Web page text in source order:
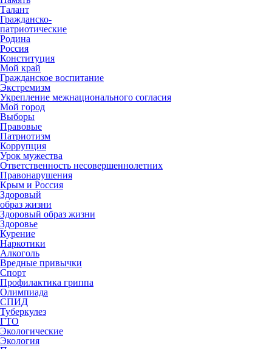
Талант
Гражданско-
патриотические
Родина
Россия
Конституция
Мой край
Гражданское воспитание
Экстремизм
Укрепление межнационального согласия
Мой город
Выборы
Правовые
Патриотизм
Коррупция
Урок мужества
Ответственность несовершеннолетних
Правонарушения
Крым и Россия
Здоровый
образ жизни
Здоровый образ жизни
Здоровье
Курение
Наркотики
Алкоголь
Вредные привычки
Спорт
Профилактика гриппа
Олимпиада
СПИД
Туберкулез
ГТО
Экологические
Экология